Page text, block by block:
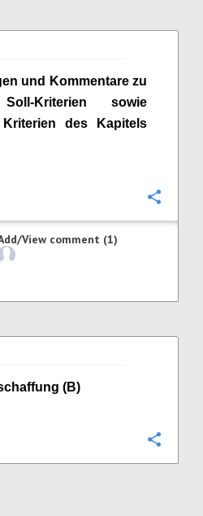
und Kommentare zu
Kriterien sowie
des Kapitels
View comment (1)
(B)